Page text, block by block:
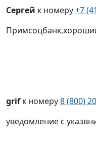
Сергей к номеру+7
grifк номеру8 (800)
уведомление с